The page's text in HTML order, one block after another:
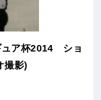
ア杯2014 ショ
撮影)